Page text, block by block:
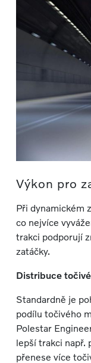
Výkon pro
Při dynamickém
co nejvíce
trakci podporují
zatáčky.
Distribuce
Standardně je
podílu točivého
Polestar
lepší trakci např.
přenese více